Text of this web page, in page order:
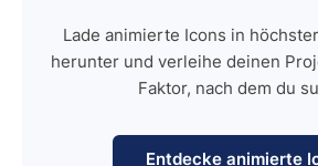
Lade animierte Icons in
herunter und verleihe deinen
Faktor, nach dem du
Entdecke animierte